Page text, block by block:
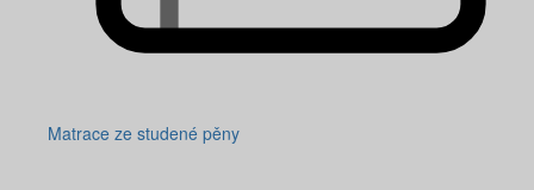
Matrace ze studené pěny